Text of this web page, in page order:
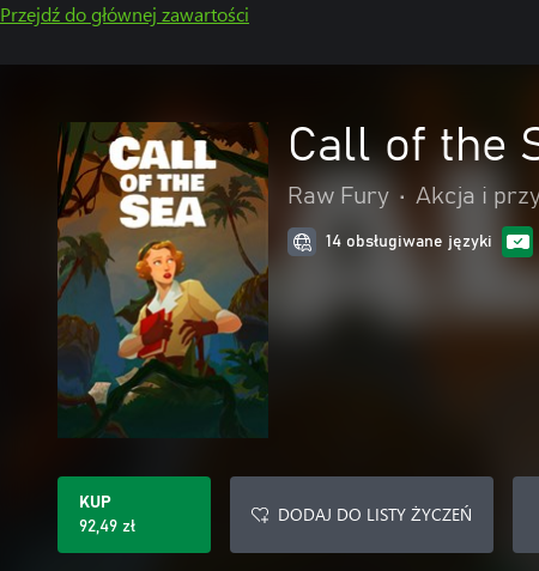
Przejdź do głównej zawartości
Call of the
Raw Fury • Akcja i
14 obsługiwane języki
KUP
92,49 zł
DODAJ DO LISTY ŻYCZEŃ